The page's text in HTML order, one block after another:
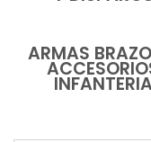
ARMAS
INFANTERIA